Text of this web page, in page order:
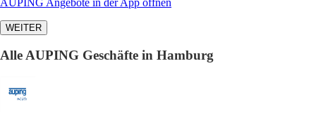
WEITER
Alle AUPING Geschäfte in Hamburg